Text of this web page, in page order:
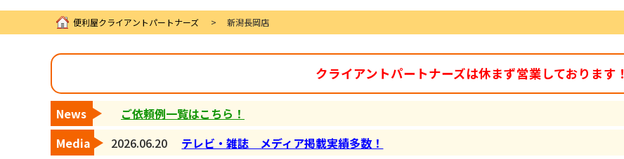
便利屋クライアントパートナーズ 新潟長岡店
クライアントパートナーズは休まず営業しております！
News
ご依頼例一覧はこちら！
Media
2026.06.20 テレビ・雑誌 メディア掲載実績多数！